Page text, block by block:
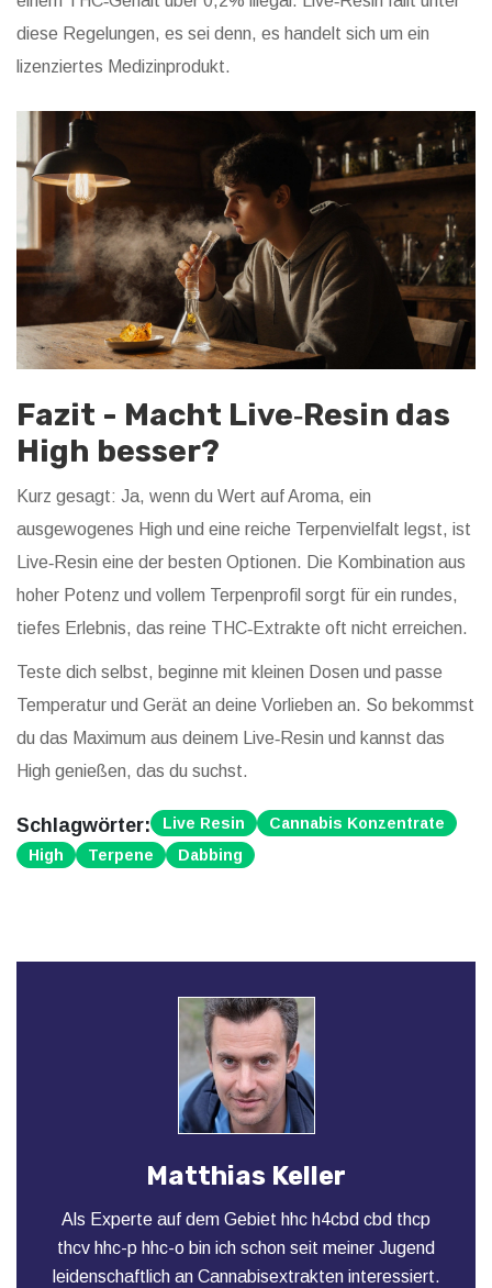
diese Regelungen, es sei denn, es handelt sich um ein
lizenziertes Medizinprodukt.
Fazit - Macht Live‑Resin das
High besser?
Kurz gesagt: Ja, wenn du Wert auf Aroma, ein
ausgewogenes High und eine reiche Terpenvielfalt legst, ist
Live‑Resin eine der besten Optionen. Die Kombination aus
hoher Potenz und vollem Terpenprofil sorgt für ein rundes,
tiefes Erlebnis, das reine THC‑Extrakte oft nicht erreichen.
Teste dich selbst, beginne mit kleinen Dosen und passe
Temperatur und Gerät an deine Vorlieben an. So bekommst
du das Maximum aus deinem Live‑Resin und kannst das
High genießen, das du suchst.
Schlagwörter: Live Resin
Cannabis Konzentrate
High
Terpene Dabbing
Matthias Keller
Als Experte auf dem Gebiet hhc h4cbd cbd thcp
thcv hhc-p hhc-o bin ich schon seit meiner Jugend
leidenschaftlich an Cannabisextrakten interessiert.